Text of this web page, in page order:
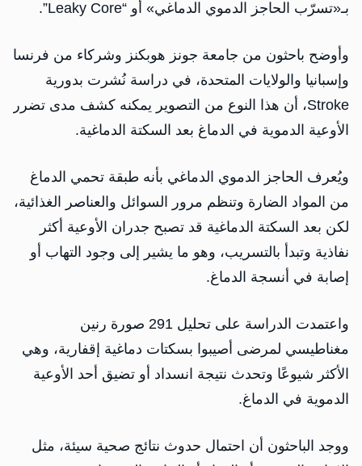
بـ«تسرّب الحاجز الدموي الدماغي» أو “Leaky Core”.
وأوضح باحثون من جامعة جونز هوبكنز وشركاء من فرنسا
وإسبانيا والولايات المتحدة، في دراسة نُشرت بدورية
Stroke، أن هذا النوع من التصوير يمكنه كشف مدى تضرر
الأوعية الدموية في الدماغ بعد السكتة الدماغية.
ويُعرف الحاجز الدموي الدماغي بأنه طبقة تحمي الدماغ
من المواد الضارة وتنظم مرور السوائل والعناصر الغذائية،
لكن بعد السكتة الدماغية قد تصبح جدران الأوعية أكثر
نفاذية وتبدأ بالتسريب، وهو ما يشير إلى وجود التهاب أو
إصابة في أنسجة الدماغ.
واعتمدت الدراسة على تحليل 291 صورة رنين
مغناطيسي لمرضى أصيبوا بسكتات دماغية إقفارية، وهي
الأكثر شيوعًا وتحدث نتيجة انسداد أو تضيق أحد الأوعية
الدموية في الدماغ.
ووجد الباحثون أن احتمال حدوث نتائج صحية سيئة، مثل